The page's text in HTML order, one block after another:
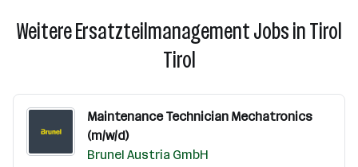
Weitere Ersatzteilmanagement Jobs in Tirol
Tirol
Maintenance Technician Mechatronics
(m/w/d)
Brunel Austria GmbH